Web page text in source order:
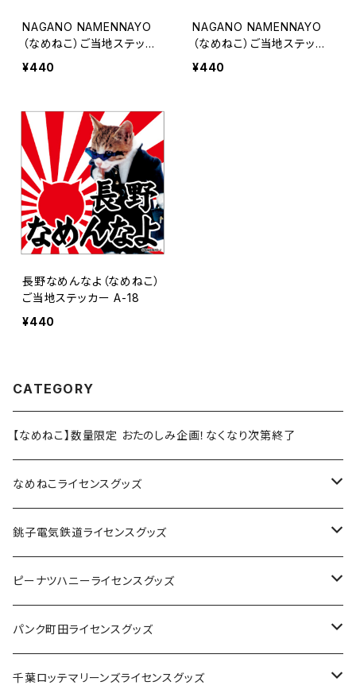
NAGANO NAMENNAYO
（なめねこ）ご当地ステッカ
ー B-5
¥440
NAGANO NAMENNAYO
（なめねこ）ご当地ステッカ
ー B-6
¥440
長野なめんなよ（なめねこ）
ご当地ステッカー A-18
¥440
CATEGORY
【なめねこ】数量限定 おたのしみ企画！なくなり次第終了
なめねこライセンスグッズ
Tシャツ
キャップ
ステッカー
缶バッジ
銚子電気鉄道ライセンスグッズ
ステッカー
缶バッジ
アクリルキーホルダー
ピーナツハニーライセンスグッズ
Tシャツ
キャップ
パンク町田ライセンスグッズ
Tシャツ
千葉ロッテマリーンズライセンスグッズ